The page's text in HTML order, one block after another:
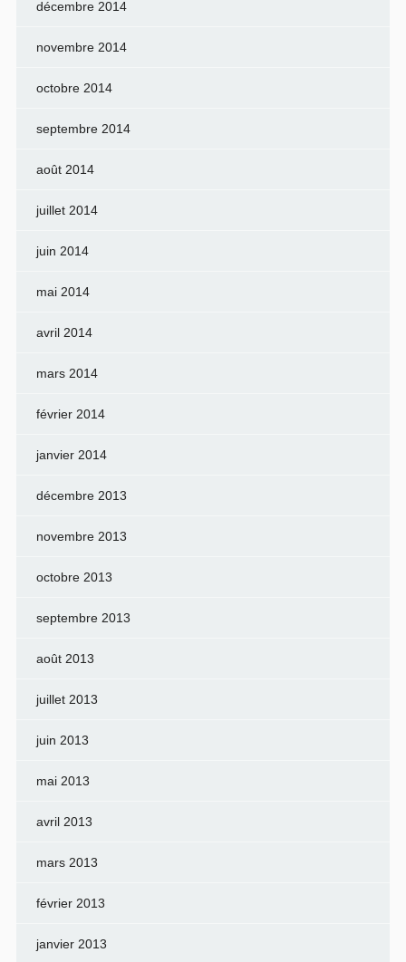
décembre 2014
novembre 2014
octobre 2014
septembre 2014
août 2014
juillet 2014
juin 2014
mai 2014
avril 2014
mars 2014
février 2014
janvier 2014
décembre 2013
novembre 2013
octobre 2013
septembre 2013
août 2013
juillet 2013
juin 2013
mai 2013
avril 2013
mars 2013
février 2013
janvier 2013